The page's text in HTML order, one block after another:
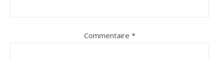
Commentaire *